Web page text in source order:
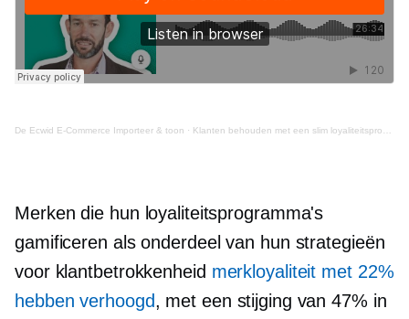
De Ecwid E-Commerce Importeer & toon · Klanten behouden met een slim loyaliteitsprogramma
Merken die hun loyaliteitsprogramma's
gamificeren als onderdeel van hun strategieën
voor klantbetrokkenheid merkloyaliteit met 22%
hebben verhoogd, met een stijging van 47% in